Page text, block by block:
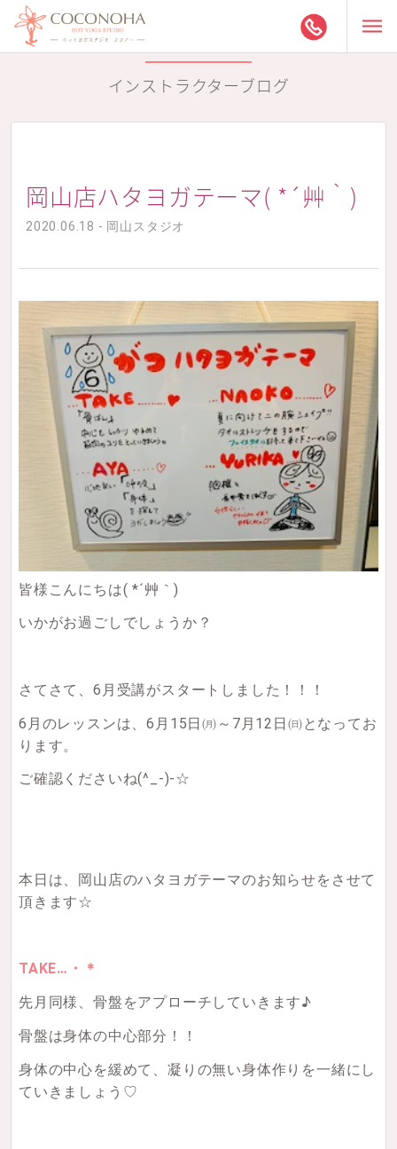
インストラクターブログ
岡山店ハタヨガテーマ( *´艸｀)
2020.06.18 - 岡山スタジオ
皆様こんにちは( *´艸｀)
いかがお過ごしでしょうか？
さてさて、6月受講がスタートしました！！！
6月のレッスンは、6月15日㈪～7月12日㈰となってお
ります。
ご確認くださいね(^_-)-☆
本日は、岡山店のハタヨガテーマのお知らせをさせて
頂きます☆
TAKE…・＊
先月同様、骨盤をアプローチしていきます♪
骨盤は身体の中心部分！！
身体の中心を緩めて、凝りの無い身体作りを一緒にし
ていきましょう♡